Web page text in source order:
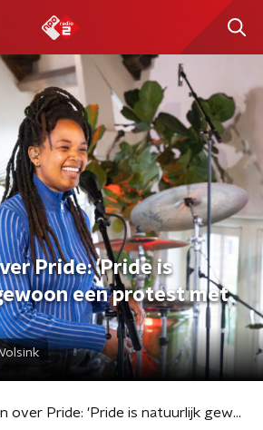
Pride: 'Pride is
een protest met
Shary-An over Pride: 'Pride is natuurlijk gewoon een protest met z’n allen'